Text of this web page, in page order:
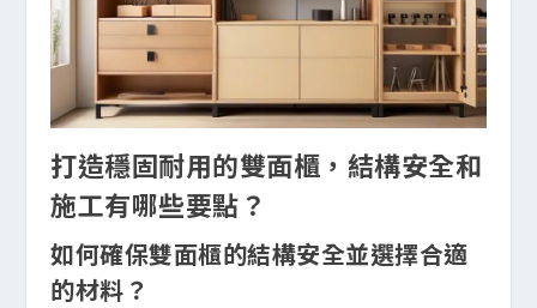
打造穩固耐用的雙面櫃，結構安全和
施工有哪些要點？
如何確保雙面櫃的結構安全並選擇合適
的材料？